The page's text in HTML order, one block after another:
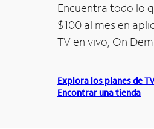
Encuentra todo lo
$100 al mes en
TV en vivo, On
Explora los planes de
Encontrar una tienda